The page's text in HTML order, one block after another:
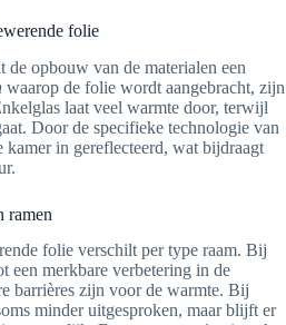
folie
opbouw van de materialen een
waarop de folie wordt aangebracht, zijn
laat veel warmte door, terwijl
Door de specifieke technologie van
in gereflecteerd, wat bijdraagt
ramen
folie verschilt per type raam. Bij
een merkbare verbetering in de
barrières zijn voor de warmte. Bij
minder uitgesproken, maar blijft er